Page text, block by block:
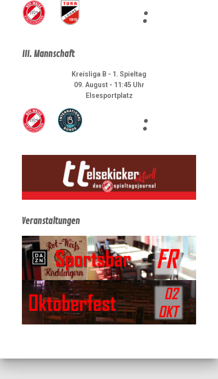
:
III. Mannschaft
Kreisliga B - 1. Spieltag
09. August - 11:45 Uhr
Elsesportplatz
:
Veranstaltungen